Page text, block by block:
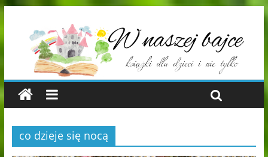
co dzieje się nocą